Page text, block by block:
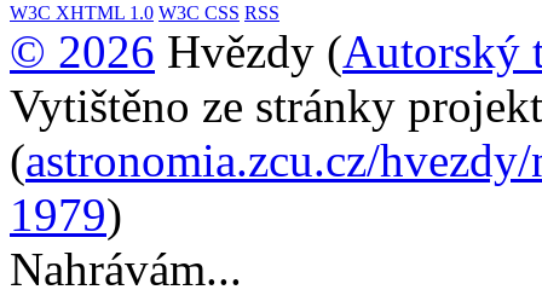
W3C XHTML 1.0 W3C CSS RSS
© 2026 Hvězdy (Autorský
Vytištěno ze stránky
(astronomia.zcu.cz/
1979)
Nahrávám...